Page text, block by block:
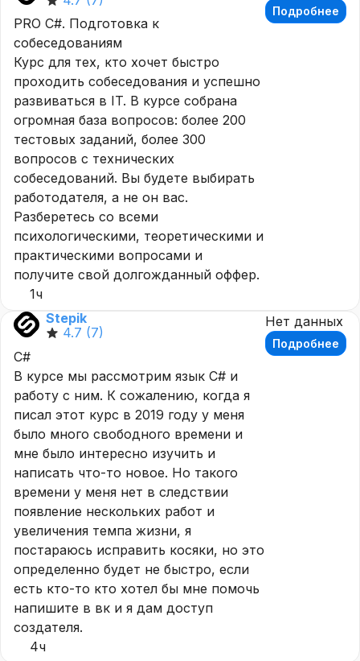
PRO C#. Подготовка к
собеседованиям
Курс для тех, кто хочет быстро
проходить собеседования и успешно
развиваться в IT. В курсе собрана
огромная база вопросов: более 200
тестовых заданий, более 300
вопросов с технических
собеседований. Вы будете выбирать
работодателя, а не он вас.
Разберетесь со всеми
психологическими, теоретическими и
практическими вопросами и
получите свой долгожданный оффер.
1ч
Подробнее
Stepik
4.7 (7)
C#
В курсе мы рассмотрим язык C# и
работу с ним. К сожалению, когда я
писал этот курс в 2019 году у меня
было много свободного времени и
мне было интересно изучить и
написать что-то новое. Но такого
времени у меня нет в следствии
появление нескольких работ и
увеличения темпа жизни, я
постараюсь исправить косяки, но это
определенно будет не быстро, если
есть кто-то кто хотел бы мне помочь
напишите в вк и я дам доступ
создателя.
4ч
Нет данных
Подробнее